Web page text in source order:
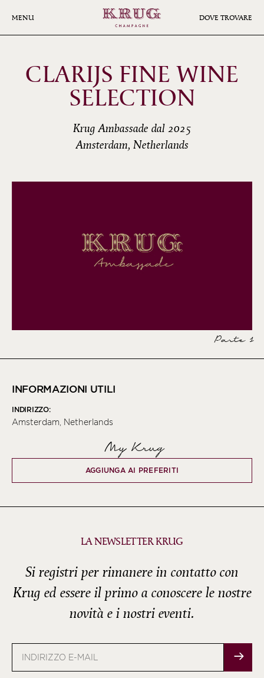
MENU DOVE TROVARE
CLARIJS FINE WINE
SELECTION
Krug Ambassade dal 2025
Amsterdam, Netherlands
Parte 1
INFORMAZIONI UTILI
INDIRIZZO:
Amsterdam, Netherlands
My Krug
AGGIUNGA AI PREFERITI
LA NEWSLETTER KRUG
Si registri per rimanere in contatto con
Krug ed essere il primo a conoscere le nostre
novità e i nostri eventi.